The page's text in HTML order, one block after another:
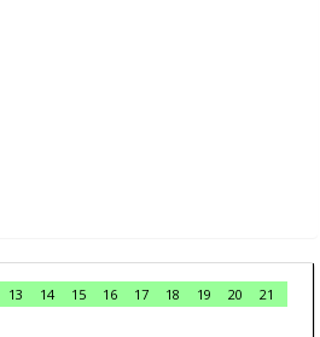
13 14 15 16 17 18 19 20
21